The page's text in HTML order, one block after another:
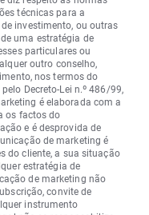
técnicas para a
investimento, ou outras
uma estratégia de
particulares ou
outro conselho,
nos termos do
Decreto-Lei n.º 486/99,
é elaborada com a
os factos do
e é desprovida de
de marketing é
do cliente, a sua situação
estratégia de
de marketing não
convite de
instrumento